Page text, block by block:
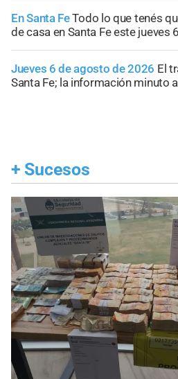
En Santa FeTodo lo que tenés
de casa en Santa Fe este jueves
Jueves 6 de agosto de 2026 El
Santa Fe; la información minuto
+ Sucesos